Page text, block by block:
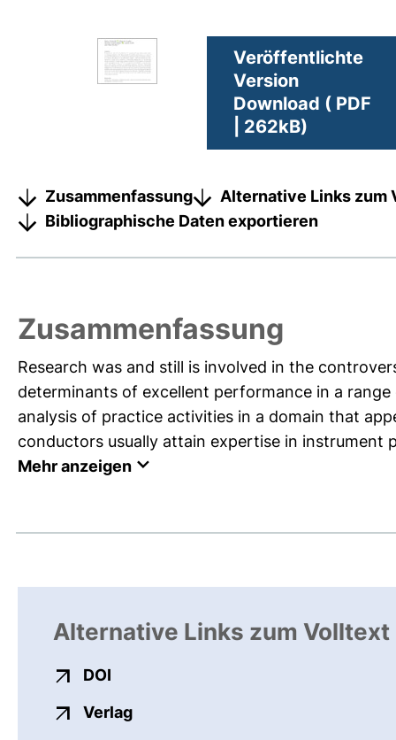
Veröffentlichte
Version
Download ( PDF
| 262kB)
Zusammenfassung
Alternative Links zum
Bibliographische Daten exportieren
Zusammenfassung
Research was and still is involved in the
determinants of excellent performance in a
analysis of practice activities in a domain that
conductors usually attain expertise in instrument
Mehr anzeigen
Alternative Links zum Volltext
DOI
Verlagexterner Link, öffnet neues